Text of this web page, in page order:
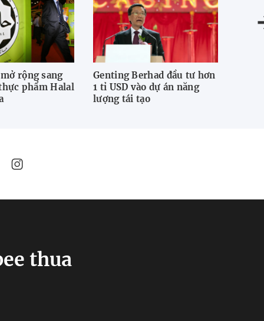
rộng sang
phẩm Halal
Genting Berhad đầu tư hơn
1 tỉ USD vào dự án năng
lượng tái tạo
thua